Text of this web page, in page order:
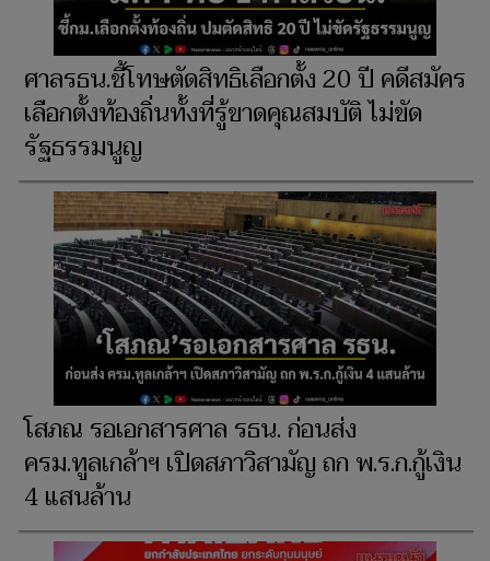
ศาลรธน.ชี้โทษตัดสิทธิเลือกตั้ง 20 ปี คดีสมัคร
เลือกตั้งท้องถิ่นทั้งที่รู้ขาดคุณสมบัติ ไม่ขัด
รัฐธรรมนูญ
โสภณ รอเอกสารศาล รธน. ก่อนส่ง
ครม.ทูลเกล้าฯ เปิดสภาวิสามัญ ถก พ.ร.ก.กู้เงิน
4 แสนล้าน